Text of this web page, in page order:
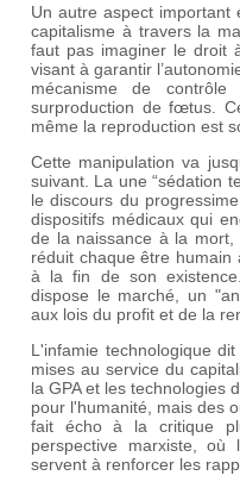
Un autre aspect important
capitalisme à travers la
faut pas imaginer le droit
visant à garantir
mécanisme de
surproduction de fœtus.
même la reproduction est
Cette manipulation va
suivant. La une “sédation
le discours du
dispositifs médicaux qui
de la naissance à la mort,
réduit chaque être
à la fin de son
dispose le marché, un
aux lois du profit et de la
L'infamie technologique
mises au service du
la GPA et les technologies
pour l'humanité, mais des
fait écho à la critique
perspective marxiste,
servent à renforcer les